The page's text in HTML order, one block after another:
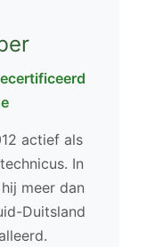
actief als
In
meer dan
Duitsland